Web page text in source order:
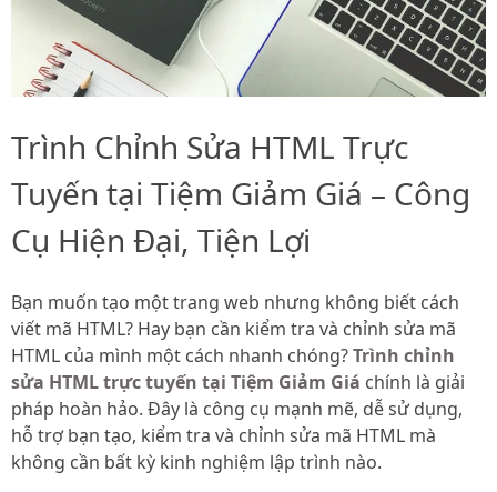
Trình Chỉnh Sửa HTML Trực
Tuyến tại Tiệm Giảm Giá – Công
Cụ Hiện Đại, Tiện Lợi
Bạn muốn tạo một trang web nhưng không biết cách
viết mã HTML? Hay bạn cần kiểm tra và chỉnh sửa mã
HTML của mình một cách nhanh chóng?Trình chỉnh
sửa HTML trực tuyến tại Tiệm Giảm Giá chính là giải
pháp hoàn hảo. Đây là công cụ mạnh mẽ, dễ sử dụng,
hỗ trợ bạn tạo, kiểm tra và chỉnh sửa mã HTML mà
không cần bất kỳ kinh nghiệm lập trình nào.